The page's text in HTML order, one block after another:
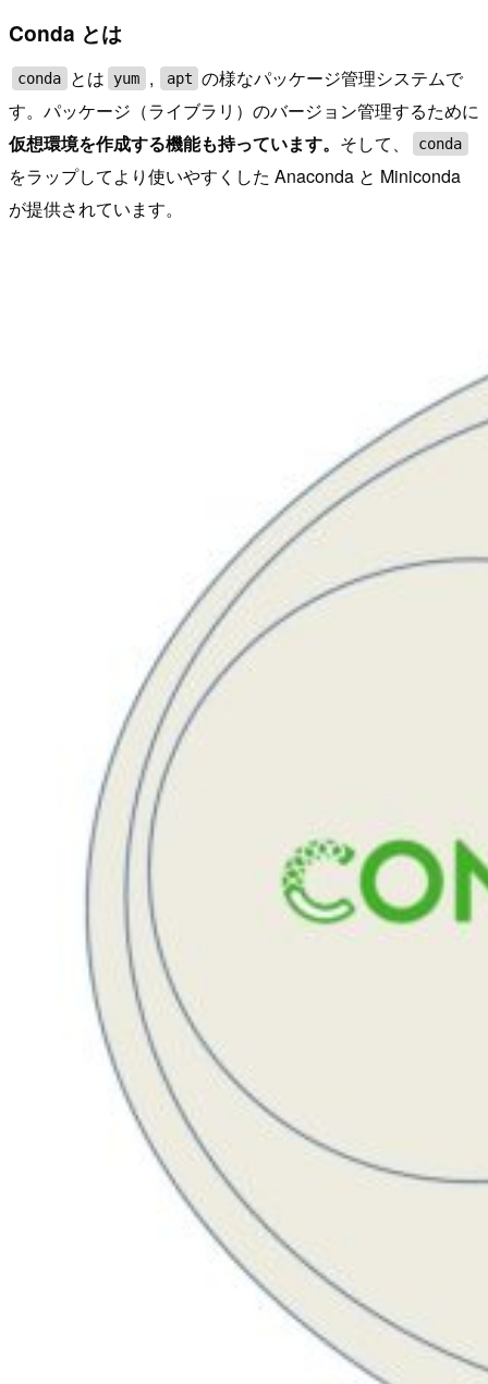
Conda とは
conda とは yum , apt の様なパッケージ管理システムで
す。パッケージ（ライブラリ）のバージョン管理するために
仮想環境を作成する機能も持っています。 そして、 conda
をラップしてより使いやすくした Anaconda と Miniconda
が提供されています。